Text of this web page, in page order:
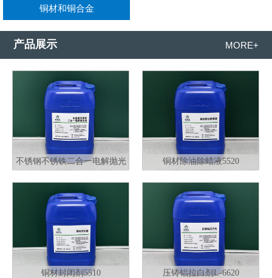
铜材和铜合金
产品展示 MORE+
不锈钢不锈铁二合一电解抛光
铜材除油除蜡液5520
铜材封闭剂5510 压铸铝拉白剂L-6620